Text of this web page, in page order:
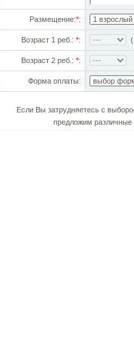
Размещение:*:
Возраст 1 реб.: *:
Возраст 2 реб.: *:
Форма оплаты:
Если Вы затрудняетесь с
предложим различные